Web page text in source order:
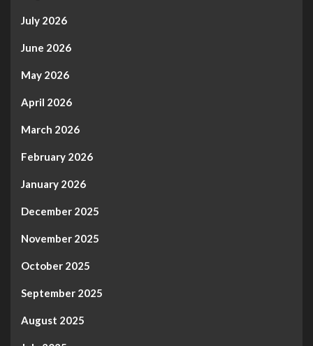
July 2026
June 2026
May 2026
April 2026
March 2026
February 2026
January 2026
December 2025
November 2025
October 2025
September 2025
August 2025